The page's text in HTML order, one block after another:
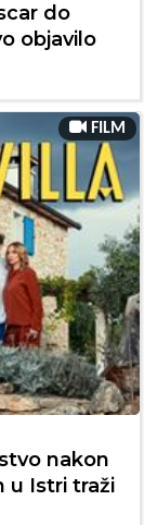
do
objavilo
FILM
nakon
u Istri traži